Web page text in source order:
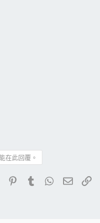
在此回覆。
Reddit PinterestTumblrWhatsApp
電子